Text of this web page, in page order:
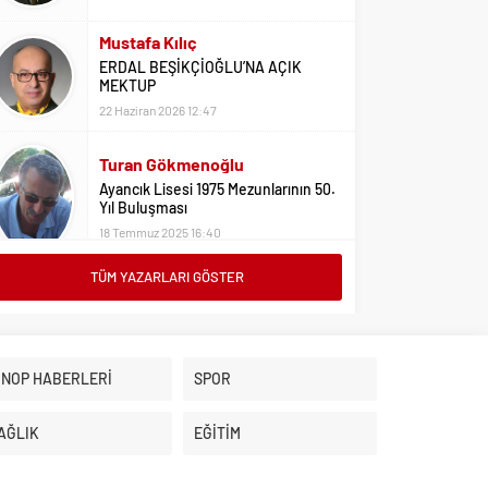
Mustafa Kılıç
ERDAL BEŞİKÇİOĞLU’NA AÇIK
MEKTUP
22 Haziran 2026 12:47
Turan Gökmenoğlu
Ayancık Lisesi 1975 Mezunlarının 50.
Yıl Buluşması
18 Temmuz 2025 16:40
Adil Yıldız
Üniversite Tercihleri İçin Öneriler
TÜM YAZARLARI GÖSTER
HABERLERİ SPOR
EĞİTİM